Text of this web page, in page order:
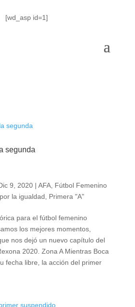
[wd_asp id=1]
segunda
9, 2020| AFA, Fútbol Femenino
la igualdad Primera "A"
para el fútbol femenino
los mejores momentos,
nos dejó un nuevo capítulo del
2020. Zona A Mientras Boca
fecha libre, la acción del primer